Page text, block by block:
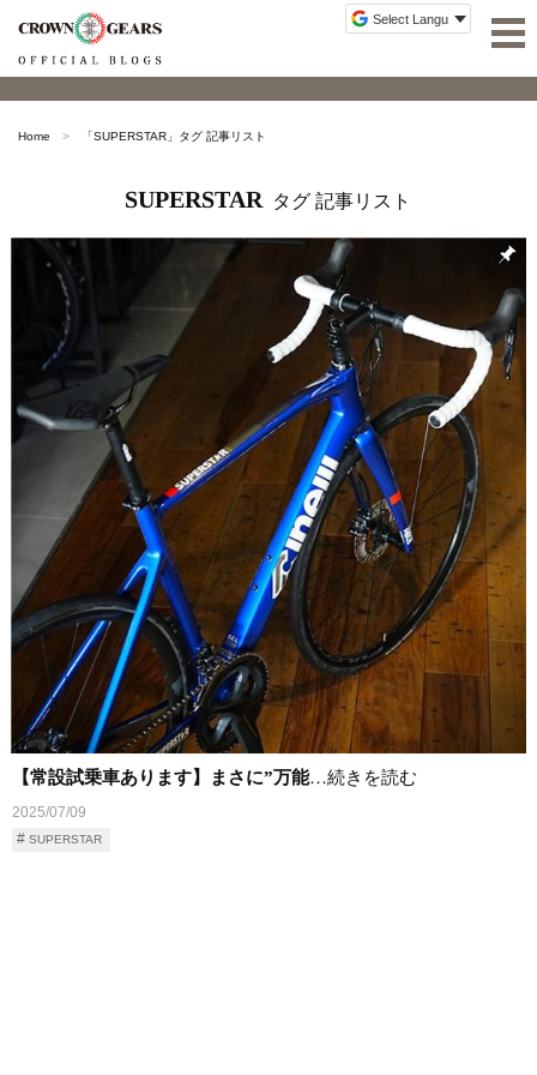
Home 「SUPERSTAR 」タグ 記事リスト
SUPERSTAR タグ 記事リスト
【常設試乗車あります】まさに”万能…続きを読む
2025/07/09
SUPERSTAR